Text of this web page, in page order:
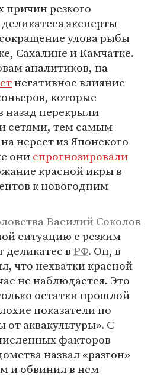
причин резкого
эксперты
улова рыбы
Сахалине и Камчатке.
аналитиков, на
негативное влияние
которые
назад перекрыли
сетями, тем самым
нерест из Японского
ониспрогнозировали
красной икры в
к новогодним
Василий Соколов
ситуацию с резким
деликатес в РФ. Он, в
что нехватки красной
не наблюдается. Это
остатки прошлой
показатели по
от аквакультуры». С
факторов
назвал «разгон»
и обвинил в нем